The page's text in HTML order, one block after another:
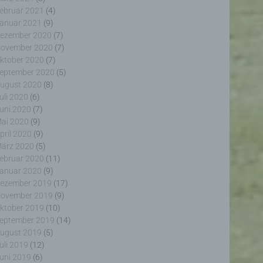
2021 (4)
2021 (9)
2020 (7)
2020 (7)
2020 (7)
2020 (5)
2020 (8)
2020 (6)
2020 (7)
2020 (9)
2020 (9)
2020 (5)
2020 (11)
2020 (9)
2019 (17)
2019 (9)
2019 (10)
2019 (14)
2019 (5)
2019 (12)
2019 (6)